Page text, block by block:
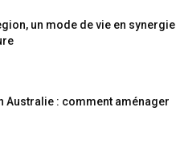
un mode de vie en synergie
Australie : comment aménager